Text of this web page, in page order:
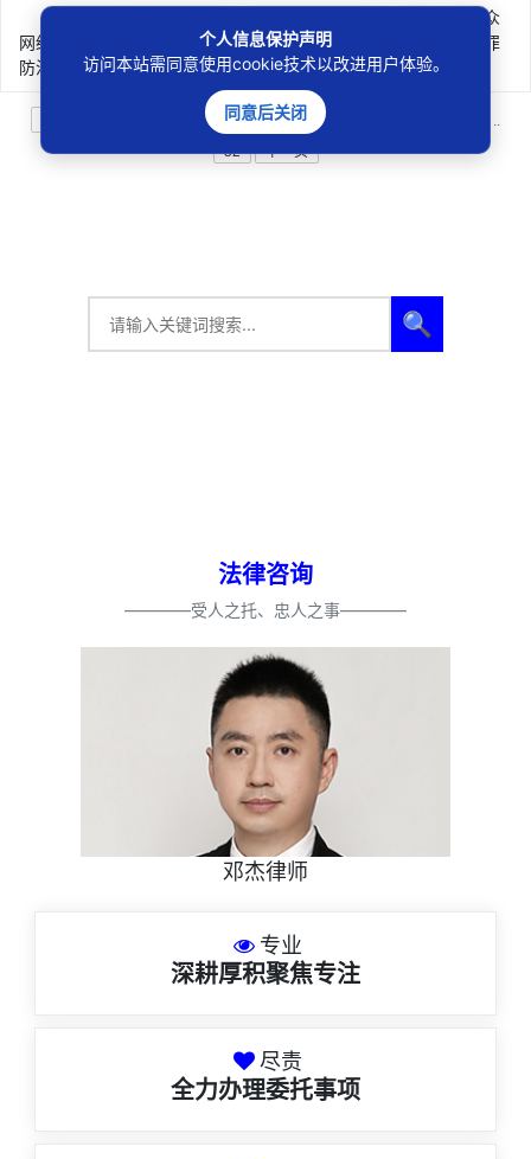
为有效遏制网络犯罪源头、整治网络犯罪生态，提升人民群众
网络安全感和满意度，经充分调研论证，公安部起草了《网络犯罪
防治...
2 3 4 5
..
52
下一页
🔍
法律咨询
————受人之托、忠人之事————
邓杰律师
专业
深耕厚积聚焦专注
尽责
全力办理委托事项
个人信息保护声明
访问本站需同意使用cookie技术以改进用户体验。
同意后关闭